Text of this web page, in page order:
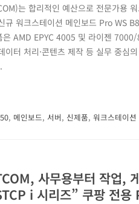
는 합리적인 예산으로 전문가용
규 워크스테이션 메인보드 Pro WS
은 AMD EPYC 4005 및 라이젠
이터 처리·콘텐츠 제작 등 실무 중심
, 메인보드,서버, 신제품,워크스테이션
사무용부터 작업,
i 시리즈” 쿠팡 전용